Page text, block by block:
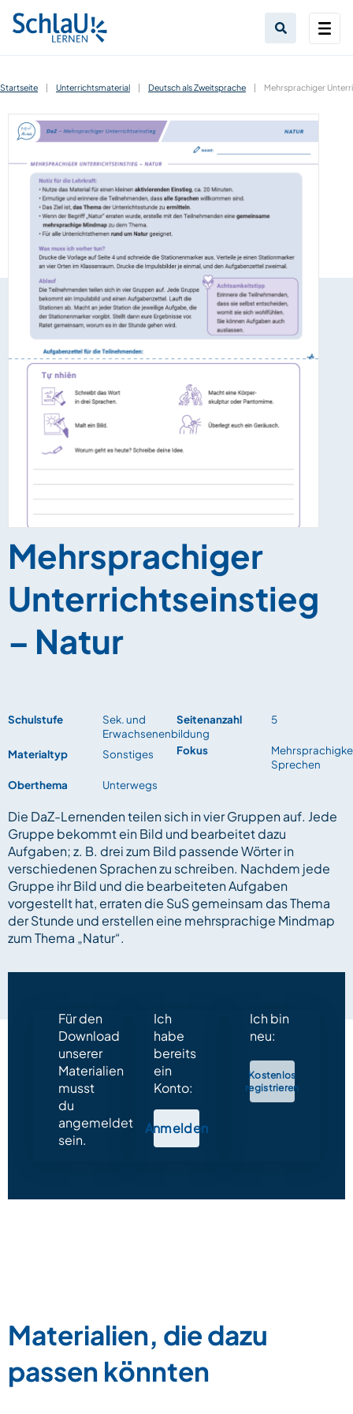
Startseite | Unterrichtsmaterial | Deutsch als Zweitsprache | Mehrsprachiger
Mehrsprachiger
Unterrichtseinstieg
– Natur
Schulstufe
Sek. und
Erwachsenenbildung
Materialtyp
Sonstiges
Oberthema Unterwegs
Seitenanzahl 5
Fokus
Sprechen
Die DaZ-Lernenden teilen sich in vier Gruppen auf. Jede
Gruppe bekommt ein Bild und bearbeitet dazu
Aufgaben; z. B. drei zum Bild passende Wörter in
verschiedenen Sprachen zu schreiben. Nachdem jede
Gruppe ihr Bild und die bearbeiteten Aufgaben
vorgestellt hat, erraten die SuS gemeinsam das Thema
der Stunde und erstellen eine mehrsprachige Mindmap
zum Thema „Natur“.
Für den
Download
unserer
Materialien
musst
du
angemeldet
sein.
Ich
habe
bereits
ein
Konto:
Anmelden
Ich bin
neu:
Kostenlos
registrieren
Materialien, die dazu
passen könnten